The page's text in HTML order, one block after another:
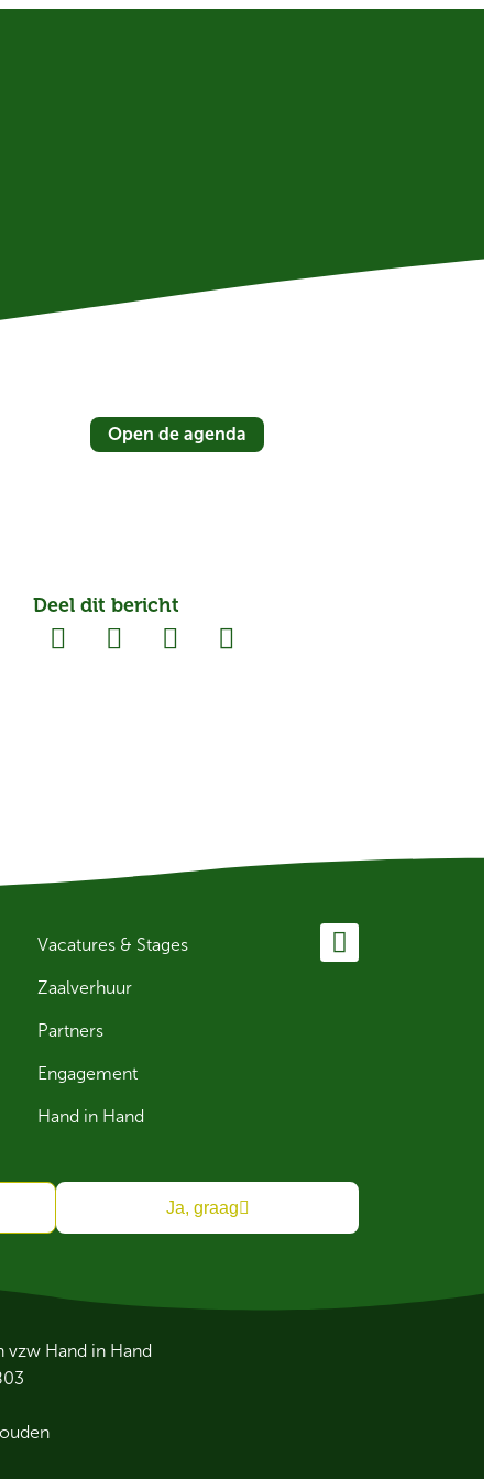
Open de agenda
Deel dit bericht
Vacatures & Stages
Zaalverhuur
Partners
Engagement
Hand in Hand
Ja, graag
vzw Hand in Hand